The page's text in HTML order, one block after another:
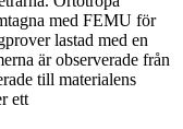
med FEMU för
lastad med en
är observerade från
till materialens
ett